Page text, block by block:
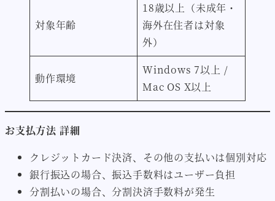
対象年齢
18歳以上（未成年・
海外在住者は対象
外）
動作環境
Windows 7以上 /
Mac OS X以上
お支払方法 詳細
クレジットカード決済、その他の支払いは個別対応
銀行振込の場合、振込手数料はユーザー負担
分割払いの場合、分割決済手数料が発生